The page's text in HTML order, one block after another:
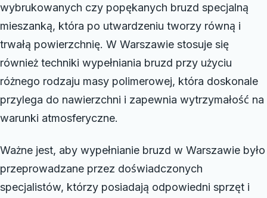
wybrukowanych czy popękanych bruzd specjalną
mieszanką, która po utwardzeniu tworzy równą i
trwałą powierzchnię. W Warszawie stosuje się
również techniki wypełniania bruzd przy użyciu
różnego rodzaju masy polimerowej, która doskonale
przylega do nawierzchni i zapewnia wytrzymałość na
warunki atmosferyczne.
Ważne jest, aby wypełnianie bruzd w Warszawie było
przeprowadzane przez doświadczonych
specjalistów, którzy posiadają odpowiedni sprzęt i